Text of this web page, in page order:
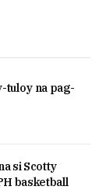
tuloy na pag-
si Scotty
basketball